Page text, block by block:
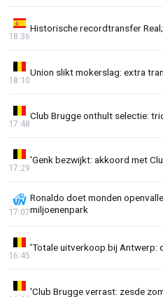
Historische recordtransfer
18:36
Union slikt mokerslag: extra
18:10
Club Brugge onthult selectie:
17:48
'Genk bezwijkt: akkoord met
17:29
Ronaldo doet monden
miljoenenpark
17:07
'Totale uitverkoop bij Antwerp:
16:45
'Club Brugge verrast: zesde